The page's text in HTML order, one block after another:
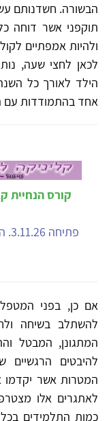
הבשורה. חשדנותם
תוקפני אשר דוחה
ולהיות אמפתיים
לכאן לחצי שעה,
הילד לאורך כל
אחד בהתמודדות עם הילד
קורס הנחיית
אם כן, בפני
להשתלב בשיחה
המתגונן, המבטל
להיבטים
המטרות אשר
לאתגרים אלו
כמות התלמידים